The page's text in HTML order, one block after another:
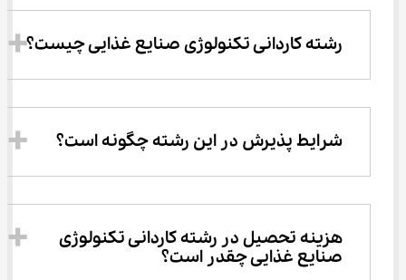
رشته کاردانی تکنولوژی صنایع غذایی چیست؟
شرایط پذیرش در این رشته چگونه است؟
هزینه تحصیل در رشته کاردانی تکنولوژی
صنایع غذایی چقدر است؟